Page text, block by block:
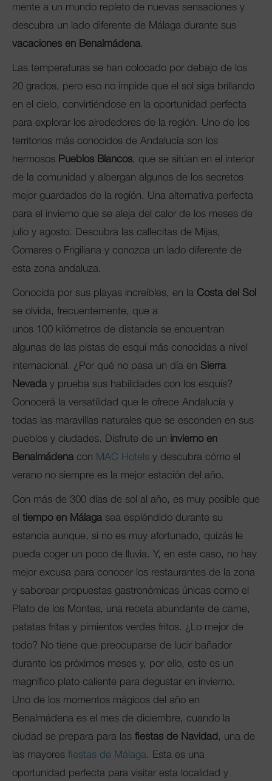
mente a un mundo repleto de nuevas sensaciones y
descubra un lado diferente de Málaga durante sus
vacaciones en Benalmádena.
Las temperaturas se han colocado por debajo de los
20 grados, pero eso no impide que el sol siga brillando
en el cielo, convirtiéndose en la oportunidad perfecta
para explorar los alrededores de la región. Uno de los
territorios más conocidos de Andalucía son los
hermosos Pueblos Blancos, que se sitúan en el interior
de la comunidad y albergan algunos de los secretos
mejor guardados de la región. Una alternativa perfecta
para el invierno que se aleja del calor de los meses de
julio y agosto. Descubra las callecitas de Mijas,
Comares o Frigiliana y conozca un lado diferente de
esta zona andaluza.
Conocida por sus playas increíbles, en la Costa del Sol
se olvida, frecuentemente, que a
unos 100 kilómetros de distancia se encuentran
algunas de las pistas de esquí más conocidas a nivel
internacional. ¿Por qué no pasa un día en Sierra
Nevada y prueba sus habilidades con los esquís?
Conocerá la versatilidad que le ofrece Andalucía y
todas las maravillas naturales que se esconden en sus
pueblos y ciudades. Disfrute de un invierno en
Benalmádena con MAC Hotels y descubra cómo el
verano no siempre es la mejor estación del año.
Con más de 300 días de sol al año, es muy posible que
el tiempo en Málaga sea espléndido durante su
estancia aunque, si no es muy afortunado, quizás le
pueda coger un poco de lluvia. Y, en este caso, no hay
mejor excusa para conocer los restaurantes de la zona
y saborear propuestas gastronómicas únicas como el
Plato de los Montes, una receta abundante de carne,
patatas fritas y pimientos verdes fritos. ¿Lo mejor de
todo? No tiene que preocuparse de lucir bañador
durante los próximos meses y, por ello, este es un
magnífico plato caliente para degustar en invierno.
Uno de los momentos mágicos del año en
Benalmádena es el mes de diciembre, cuando la
ciudad se prepara para las fiestas de Navidad , una de
las mayores fiestas de Málaga. Esta es una
oportunidad perfecta para visitar esta localidad y